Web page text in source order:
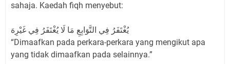
sahaja. Kaedah fiqh menyebut:
يُغْتَفَرُ فِي التَّوَابِعِ مَا لَا يُغْتَفَرُ فِي غَيْرِهَ
“Dimaafkan pada perkara-perkara yang mengikut apa
yang tidak dimaafkan pada selainnya.”